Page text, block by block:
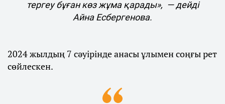
тергеу бұған көз жұма қарады», — дейді
Айна Есбергенова.
2024 жылдың 7 сәуірінде анасы ұлымен соңғы рет
сөйлескен.